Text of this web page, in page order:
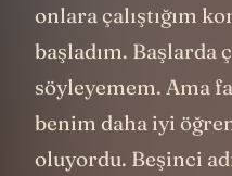
onlara çalıştığım
başladım. Başlarda
söyleyemem. Ama
benim daha iyi
oluyordu. Beşinci